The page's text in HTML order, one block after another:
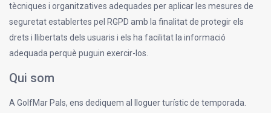
tècniques i organitzatives adequades per aplicar les mesures de
seguretat establertes pel RGPD amb la finalitat de protegir els
drets i llibertats dels usuaris i els ha facilitat la informació
adequada perquè puguin exercir-los.
Qui som
A GolfMar Pals, ens dediquem al lloguer turístic de temporada.